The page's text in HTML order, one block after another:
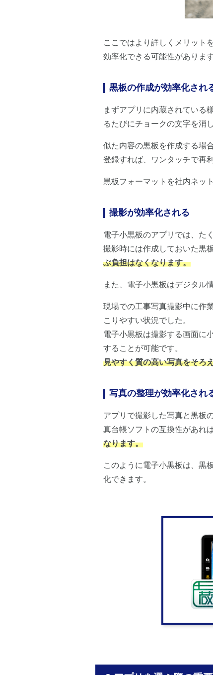
ここではより詳しくメリット
効率化できる可能性があります
黒板の作成が効率化され
まずアプリに内蔵されている
るたびにチョークの文字を消
似た内容の黒板を作成する場
登録すれば、ワンタッチで再
黒板フォーマットを社内ネッ
撮影が効率化される
電子小黒板のアプリでは、た
撮影時には作成しておいた黒
ぶ負担はなくなります。
また、電子小黒板はデジタル
現場での工事写真撮影中に作
こりやすい状況でした。
電子小黒板は撮影する画面に
することが可能です。
見やすく質の高い写真をそろ
写真の整理が効率化され
アプリで撮影した写真と黒板
真台帳ソフトの互換性があれ
なります。
このように電子小黒板は、黒
化できます。